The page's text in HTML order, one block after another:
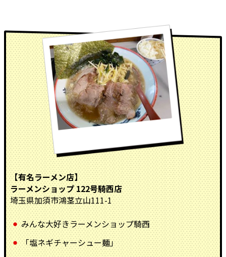
【有名ラーメン店】
ラーメンショップ 122号騎西店
埼玉県加須市鴻茎立山111-1
みんな大好きラーメンショップ騎西
「塩ネギチャーシュー麺」